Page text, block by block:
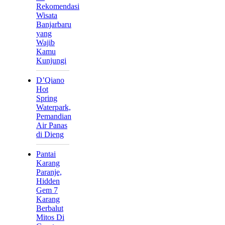
Rekomendasi
Wisata
Banjarbaru
yang
Wajib
Kamu
Kunjungi
D’Qiano
Hot
Spring
Waterpark,
Pemandian
Air Panas
di Dieng
Pantai
Karang
Paranje,
Hidden
Gem 7
Karang
Berbalut
Mitos Di